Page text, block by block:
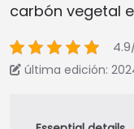
carbón vegetal
última edición: